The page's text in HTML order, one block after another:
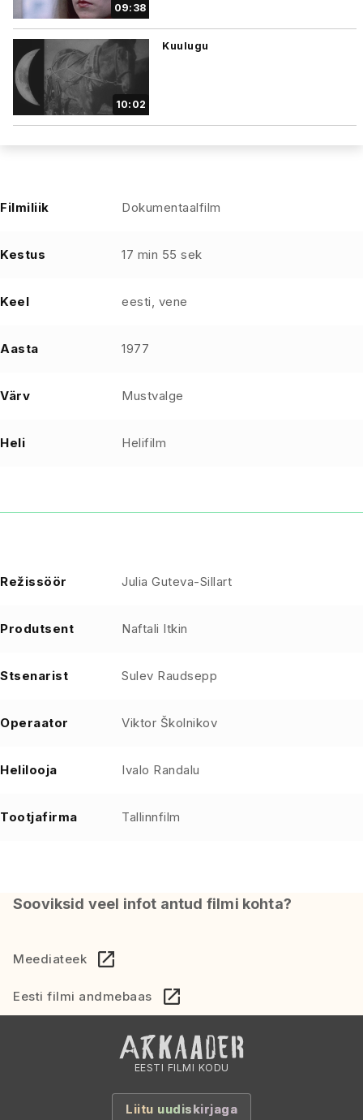
09:38
10:02
Kuulugu
Filmiliik Dokumentaalfilm
Kestus 17 min 55 sek
Keel eesti, vene
Aasta 1977
Värv Mustvalge
Heli Helifilm
Režissöör Julia Guteva-Sillart
Produtsent Naftali Itkin
Stsenarist Sulev Raudsepp
Operaator Viktor Školnikov
Helilooja Ivalo Randalu
Tootjafirma Tallinnfilm
Sooviksid veel infot antud filmi kohta?
Meediateek
Eesti filmi andmebaas
EESTI FILMI KODU
Liitu uudiskirjaga